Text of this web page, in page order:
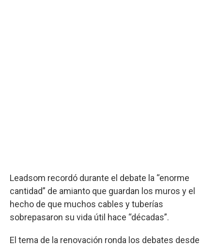
Leadsom recordó durante el debate la “enorme
cantidad” de amianto que guardan los muros y el
hecho de que muchos cables y tuberías
sobrepasaron su vida útil hace “décadas”.
El tema de la renovación ronda los debates desde